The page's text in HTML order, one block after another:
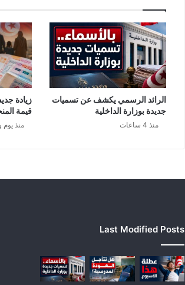
الرائد الرسمي يكشف عن تسميات
جديدة بوزارة الداخلية
منذ 4 ساعات
زيادة
قيمة
منذ يوم
Last Modified Posts